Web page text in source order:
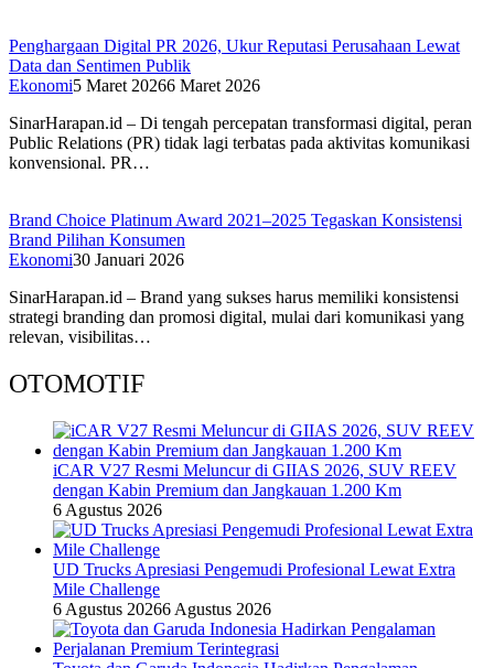
Penghargaan Digital PR 2026, Ukur Reputasi Perusahaan Lewat
Data dan Sentimen Publik
Ekonomi5 Maret 20266 Maret 2026
SinarHarapan.id – Di tengah percepatan transformasi digital, peran
Public Relations (PR) tidak lagi terbatas pada aktivitas komunikasi
konvensional. PR…
Brand Choice Platinum Award 2021–2025 Tegaskan Konsistensi
Brand Pilihan Konsumen
Ekonomi30 Januari 2026
SinarHarapan.id – Brand yang sukses harus memiliki konsistensi
strategi branding dan promosi digital, mulai dari komunikasi yang
relevan, visibilitas…
OTOMOTIF
iCAR V27 Resmi Meluncur di GIIAS 2026, SUV REEV
dengan Kabin Premium dan Jangkauan 1.200 Km
6 Agustus 2026
UD Trucks Apresiasi Pengemudi Profesional Lewat Extra
Mile Challenge
6 Agustus 20266 Agustus 2026